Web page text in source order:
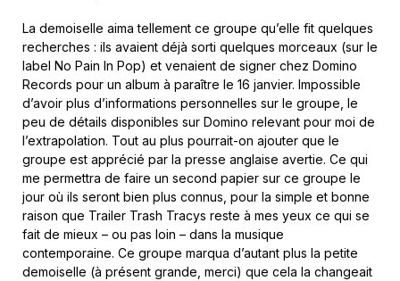
La demoiselle aima tellement ce groupe qu’elle fit quelques
recherches : ils avaient déjà sorti quelques morceaux (sur le
label No Pain In Pop) et venaient de signer chez Domino
Records pour un album à paraître le 16 janvier. Impossible
d’avoir plus d’informations personnelles sur le groupe, le
peu de détails disponibles sur Domino relevant pour moi de
l’extrapolation. Tout au plus pourrait-on ajouter que le
groupe est apprécié par la presse anglaise avertie. Ce qui
me permettra de faire un second papier sur ce groupe le
jour où ils seront bien plus connus, pour la simple et bonne
raison que Trailer Trash Tracys reste à mes yeux ce qui se
fait de mieux – ou pas loin – dans la musique
contemporaine. Ce groupe marqua d’autant plus la petite
demoiselle (à présent grande, merci) que cela la changeait